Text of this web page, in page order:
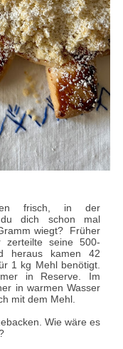
frisch, in der
du dich schon mal
wiegt? Früher
seine 500-
heraus kamen 42
1 kg Mehl benötigt.
in Reserve. Im
in warmen Wasser
mit dem Mehl.
Wie wäre es